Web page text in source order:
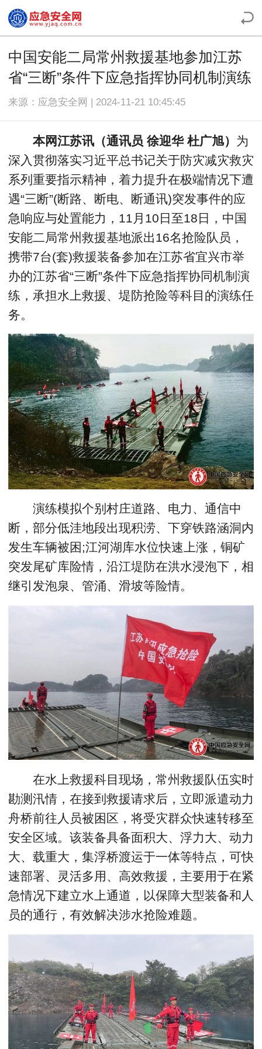
中国安能二局常州救援基地参加江苏
省“三断”条件下应急指挥协同机制演练
来源：应急安全网 | 2024-11-21 10:45:45
本网江苏讯（通讯员 徐迎华 杜广旭） 为
深入贯彻落实习近平总书记关于防灾减灾救灾
系列重要指示精神，着力提升在极端情况下遭
遇“三断”(断路、断电、断通讯)突发事件的应
急响应与处置能力，11月10日至18日，中国
安能二局常州救援基地派出16名抢险队员，
携带7台(套)救援装备参加在江苏省宜兴市举
办的江苏省“三断”条件下应急指挥协同机制演
练，承担水上救援、堤防抢险等科目的演练任
务。
演练模拟个别村庄道路、电力、通信中
断，部分低洼地段出现积涝、下穿铁路涵洞内
发生车辆被困;江河湖库水位快速上涨，铜矿
突发尾矿库险情，沿江堤防在洪水浸泡下，相
继引发泡泉、管涌、滑坡等险情。
在水上救援科目现场，常州救援队伍实时
勘测汛情，在接到救援请求后，立即派遣动力
舟桥前往人员被困区，将受灾群众快速转移至
安全区域。该装备具备面积大、浮力大、动力
大、载重大，集浮桥渡运于一体等特点，可快
速部署、灵活多用、高效救援，主要用于在紧
急情况下建立水上通道，以保障大型装备和人
员的通行，有效解决涉水抢险难题。